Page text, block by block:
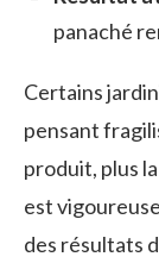
panaché
Certains
pensant
produit, plus
est
des résultats